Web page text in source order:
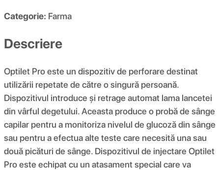
Categorie: Farma
Descriere
Optilet Pro este un dispozitiv de perforare destinat
utilizării repetate de către o singură persoană.
Dispozitivul introduce și retrage automat lama lancetei
din vârful degetului. Aceasta produce o probă de sânge
capilar pentru a monitoriza nivelul de glucoză din sânge
sau pentru a efectua alte teste care necesită una sau
două picături de sânge. Dispozitivul de injectare Optilet
Pro este echipat cu un atasament special care va